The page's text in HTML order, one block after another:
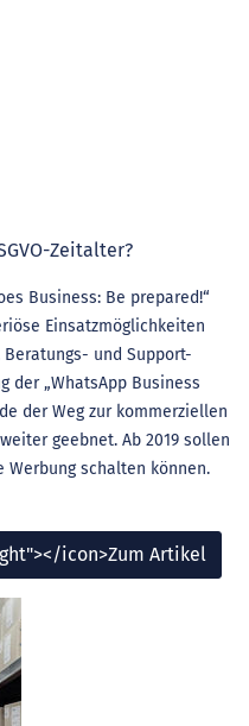
Zeitalter?
Business: Be prepared!“
Einsatzmöglichkeiten
und Support-
der „WhatsApp Business
der Weg zur kommerziellen
geebnet. Ab 2019 sollen
schalten können.
icon>Zum Artikel